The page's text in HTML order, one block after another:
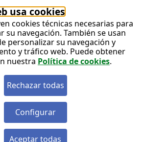
usa cookies
cookies técnicas necesarias para
navegación. También se usan
personalizar su navegación y
y tráfico web. Puede obtener
nuestra Política de cookies.